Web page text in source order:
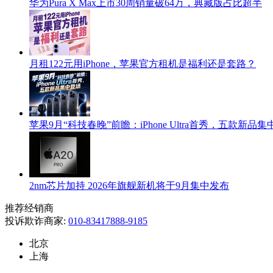
华为Pura X Max上市30周销量破64万，典藏版占比超半
月租122元用iPhone，苹果官方租机是福利还是套路？
苹果9月“科技春晚”前瞻：iPhone Ultra首秀，五款新品集
2nm芯片加持 2026年旗舰新机将于9月集中发布
推荐经销商
投诉欺诈商家: 010-83417888-9185
北京
上海